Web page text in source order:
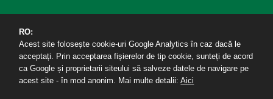
Erdélyi Református Egyházkerület
Academic Info
RO:
Acest site folosește cookie-uri Google Analytics în caz dacă le
acceptați. Prin acceptarea fișierelor de tip cookie, sunteți de acord
ca Google și proprietarii siteului să salveze datele de navigare pe
acest site - în mod anonim. Mai multe detalii:Aici